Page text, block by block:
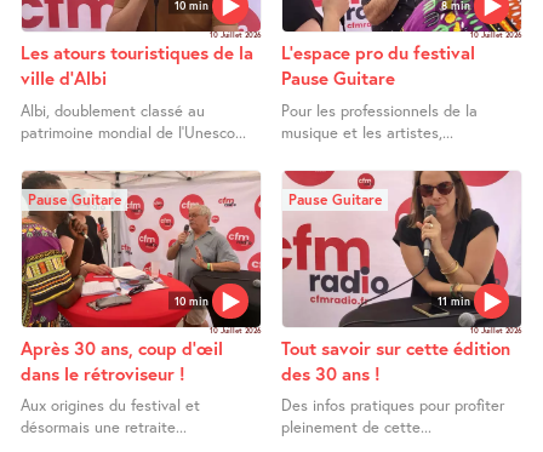
10 min
10 Juillet 2026
Les atours touristiques de la
ville d’Albi
Albi, doublement classé au
patrimoine mondial de l’Unesco...
8 min
10 Juillet 2026
L’espace pro du festival
Pause Guitare
Pour les professionnels de la
musique et les artistes,...
10 min
Pause Guitare
10 Juillet 2026
Après 30 ans, coup d’œil
dans le rétroviseur !
Aux origines du festival et
désormais une retraite...
11 min
Pause Guitare
10 Juillet 2026
Tout savoir sur cette édition
des 30 ans !
Des infos pratiques pour profiter
pleinement de cette...